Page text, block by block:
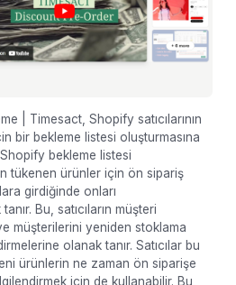
| Timesact, Shopify satıcılarının
bir bekleme listesi oluşturmasına
bekleme listesi
tükenen ürünler için ön sipariş
girdiğinde onları
Bu, satıcıların müşteri
müşterilerini yeniden stoklama
olanak tanır. Satıcılar bu
ürünlerin ne zaman ön siparişe
için de kullanabilir. Bu,